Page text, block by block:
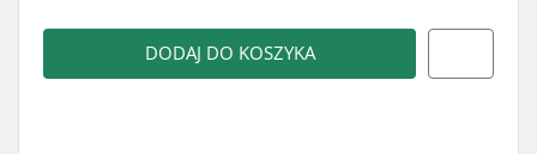
DODAJ DO KOSZYKA